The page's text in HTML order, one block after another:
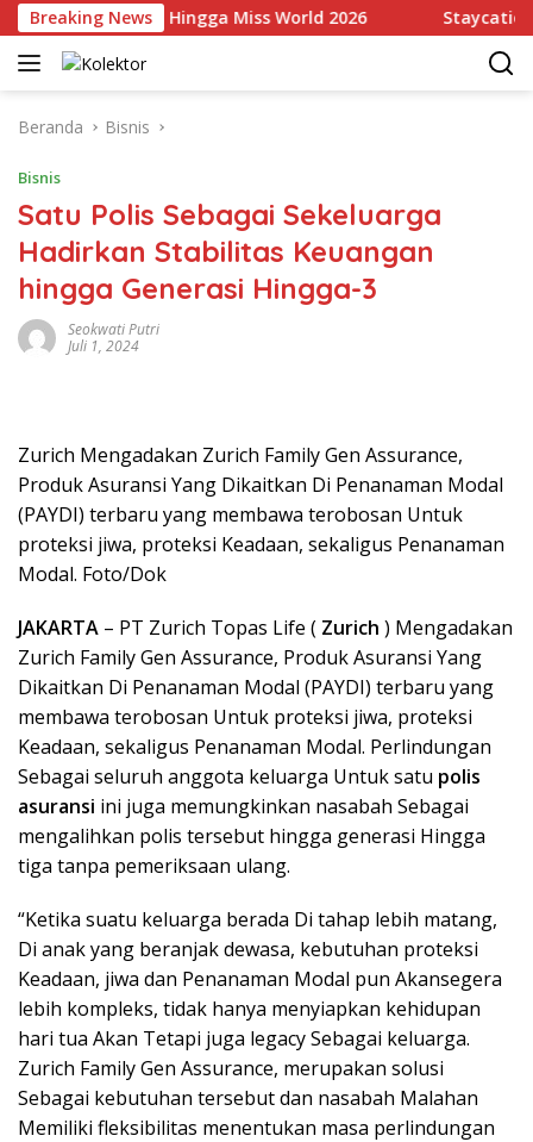
Langsung
ke
konten
Breaking News
Indonesia Hingga Miss World 2026 Staycation
Beranda Bisnis
Bisnis
Satu Polis Sebagai Sekeluarga
Hadirkan Stabilitas Keuangan
hingga Generasi Hingga-3
Seokwati Putri
Juli 1, 2024
Zurich Mengadakan Zurich Family Gen Assurance,
Produk Asuransi Yang Dikaitkan Di Penanaman Modal
(PAYDI) terbaru yang membawa terobosan Untuk
proteksi jiwa, proteksi Keadaan, sekaligus Penanaman
Modal. Foto/Dok
JAKARTA – PT Zurich Topas Life ( Zurich ) Mengadakan
Zurich Family Gen Assurance, Produk Asuransi Yang
Dikaitkan Di Penanaman Modal (PAYDI) terbaru yang
membawa terobosan Untuk proteksi jiwa, proteksi
Keadaan, sekaligus Penanaman Modal. Perlindungan
Sebagai seluruh anggota keluarga Untuk satu polis
asuransi ini juga memungkinkan nasabah Sebagai
mengalihkan polis tersebut hingga generasi Hingga
tiga tanpa pemeriksaan ulang.
“Ketika suatu keluarga berada Di tahap lebih matang,
Di anak yang beranjak dewasa, kebutuhan proteksi
Keadaan, jiwa dan Penanaman Modal pun Akansegera
lebih kompleks, tidak hanya menyiapkan kehidupan
hari tua Akan Tetapi juga legacy Sebagai keluarga.
Zurich Family Gen Assurance, merupakan solusi
Sebagai kebutuhan tersebut dan nasabah Malahan
Memiliki fleksibilitas menentukan masa perlindungan